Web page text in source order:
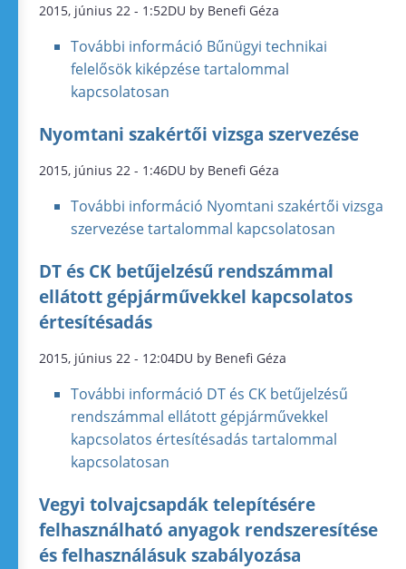
2015, június 22 - 1:52DU by Benefi Géza
További információ Bűnügyi technikai
felelősök kiképzése tartalommal
kapcsolatosan
Nyomtani szakértői vizsga szervezése
2015, június 22 - 1:46DU by Benefi Géza
További információ Nyomtani szakértői vizsga
szervezése tartalommal kapcsolatosan
DT és CK betűjelzésű rendszámmal
ellátott gépjárművekkel kapcsolatos
értesítésadás
2015, június 22 - 12:04DU by Benefi Géza
További információ DT és CK betűjelzésű
rendszámmal ellátott gépjárművekkel
kapcsolatos értesítésadás tartalommal
kapcsolatosan
Vegyi tolvajcsapdák telepítésére
felhasználható anyagok rendszeresítése
és felhasználásuk szabályozása